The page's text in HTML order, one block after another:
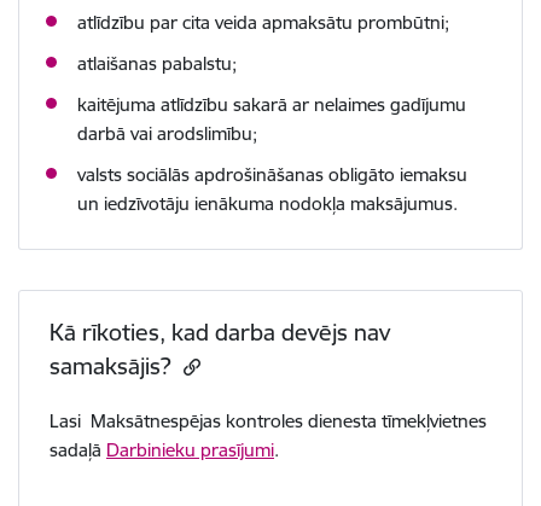
atlīdzību par cita veida apmaksātu prombūtni;
atlaišanas pabalstu;
kaitējuma atlīdzību sakarā ar nelaimes gadījumu
darbā vai arodslimību;
valsts sociālās apdrošināšanas obligāto iemaksu
un iedzīvotāju ienākuma nodokļa maksājumus.
Kā rīkoties, kad darba devējs nav
samaksājis?
Lasi Maksātnespējas kontroles dienesta tīmekļvietnes
sadaļā Darbinieku prasījumi.